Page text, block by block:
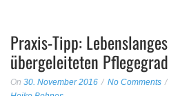
Praxis-Tipp:
übergeleiteten Pflegegrad
On 30. November 2016 No Comments